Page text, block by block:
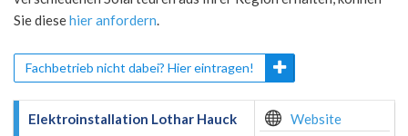
Sie diesehier anfordern.
Fachbetrieb nicht dabei? Hier eintragen!
Elektroinstallation Lothar Hauck
Website